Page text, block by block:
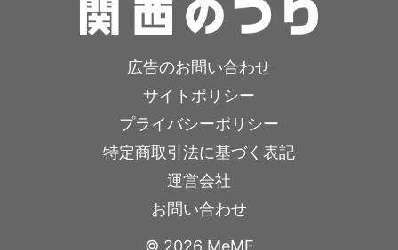
広告のお問い合わせ
サイトポリシー
プライバシーポリシー
特定商取引法に基づく表記
運営会社
お問い合わせ